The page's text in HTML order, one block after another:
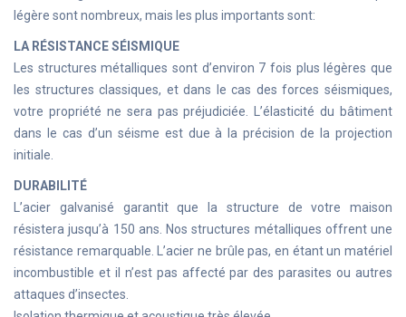
légère sont nombreux, mais les plus importants sont:
LA RÉSISTANCE SÉISMIQUE
Les structures métalliques sont d’environ 7 fois plus légères que
les structures classiques, et dans le cas des forces séismiques,
votre propriété ne sera pas préjudiciée. L’élasticité du bâtiment
dans le cas d’un séisme est due à la précision de la projection
initiale.
DURABILITÉ
L’acier galvanisé garantit que la structure de votre maison
résistera jusqu’à 150 ans. Nos structures métalliques offrent une
résistance remarquable. L’acier ne brûle pas, en étant un matériel
incombustible et il n’est pas affecté par des parasites ou autres
attaques d’insectes.